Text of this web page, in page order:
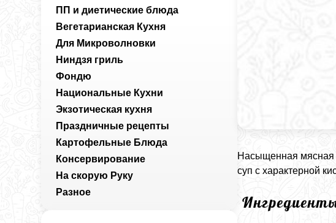
ПП и диетические блюда
Вегетарианская Кухня
Для Микроволновки
Ниндзя гриль
Фондю
Национальные Кухни
Экзотическая кухня
Праздничные рецепты
Картофельные Блюда
Консервирование
На скорую Руку
Разное
Насыщенная мясная
суп с характерной